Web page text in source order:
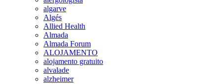
algarve
Algés
Allied Health
Almada
Almada Forum
ALOJAMENTO
alojamento gratuito
alvalade
alzheimer